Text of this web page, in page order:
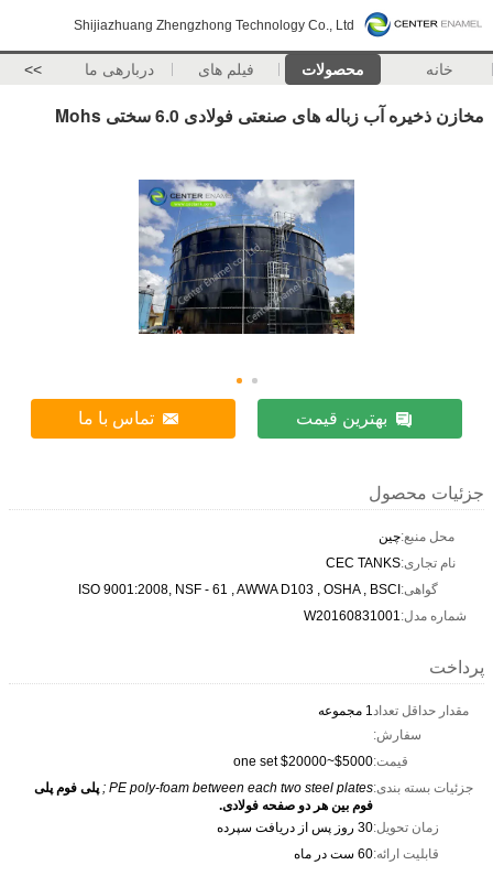
Shijiazhuang Zhengzhong Technology Co., Ltd
خانه محصولات فیلم های دربارهی ما >>
مخازن ذخیره آب زباله های صنعتی فولادی 6.0 سختی Mohs
بهترین قیمت تماس با ما
جزئیات محصول
محل منبع:چین
نام تجاری:CEC TANKS
گواهی:ISO 9001:2008, NSF - 61 , AWWA D103 , OSHA , BSCI
شماره مدل:W20160831001
پرداخت
مقدار حداقل تعداد
سفارش:
1 مجموعه
قیمت:$5000~$20000 one set
جزئیات بسته بندی:PE poly-foam between each two steel plates ;
پلی فوم پلی
فوم بین هر دو صفحه فولادی.
زمان تحویل:30 روز پس از دریافت سپرده
قابلیت ارائه:60 ست در ماه